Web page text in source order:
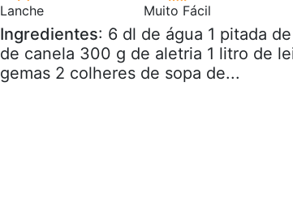
Lanche Muito Fácil
Ingredientes: 6 dl de água 1 pitada
de canela 300 g de aletria 1 litro de
gemas 2 colheres de sopa de...